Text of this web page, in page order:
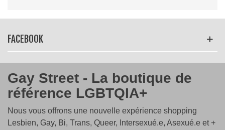
FACEBOOK
Gay Street - La boutique de
référence LGBTQIA+
Nous vous offrons une nouvelle expérience shopping
Lesbien, Gay, Bi, Trans, Queer, Intersexué.e, Asexué.e et +